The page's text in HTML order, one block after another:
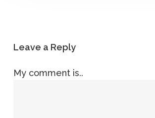
Leave a Reply
My comment is..